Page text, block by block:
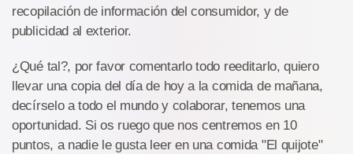
recopilación de información del consumidor, y de
publicidad al exterior.
¿Qué tal?, por favor comentarlo todo reeditarlo, quiero
llevar una copia del día de hoy a la comida de mañana,
decírselo a todo el mundo y colaborar, tenemos una
oportunidad. Si os ruego que nos centremos en 10
puntos, a nadie le gusta leer en una comida "El quijote"